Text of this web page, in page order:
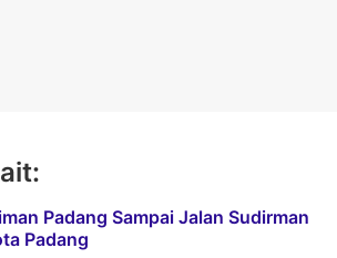
Padang Sampai Jalan Sudirman
Padang